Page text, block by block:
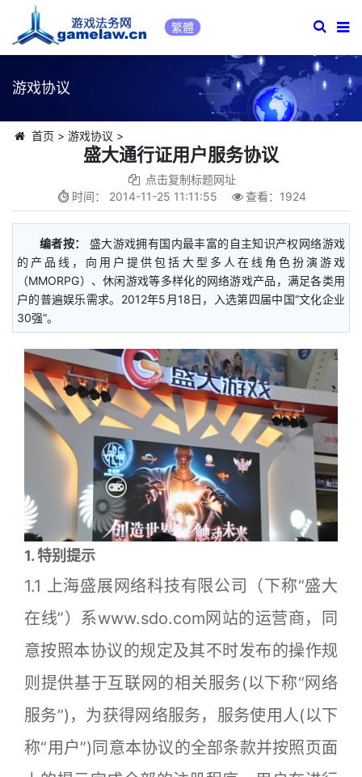
繁體
游戏协议
首页 > 游戏协议 >
盛大通行证用户服务协议
点击复制标题网址
时间： 2014-11-25 11:11:55 查看： 1924
编者按：
盛大游戏拥有国内最丰富的自主知识产权网络游戏
的产品线，向用户提供包括大型多人在线角色扮演游戏
（MMORPG）、休闲游戏等多样化的网络游戏产品，满足各类用
户的普遍娱乐需求。2012年5月18日，入选第四届中国“文化企业
30强”。
1. 特别提示
1.1 上海盛展网络科技有限公司（下称“盛大
在线”）系www.sdo.com网站的运营商，同
意按照本协议的规定及其不时发布的操作规
则提供基于互联网的相关服务(以下称“网络
服务”)，为获得网络服务，服务使用人(以下
称“用户”)同意本协议的全部条款并按照页面